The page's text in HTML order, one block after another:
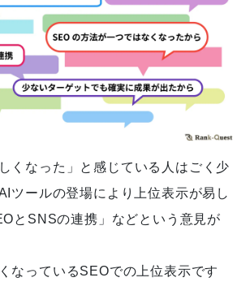
くなった」と感じている人はごく少
ツールの登場により上位表示が易し
とSNSの連携」などという意見が
なっているSEOでの上位表示です